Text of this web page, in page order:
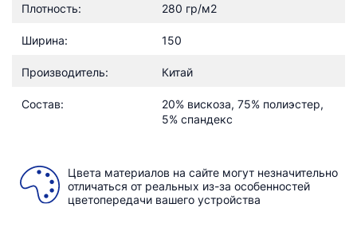
Плотность: 280 гр/м2
Ширина: 150
Производитель: Китай
Состав:
20% вискоза, 75% полиэстер,
5% спандекс
Цвета материалов на сайте могут незначительно
отличаться от реальных из-за особенностей
цветопередачи вашего устройства